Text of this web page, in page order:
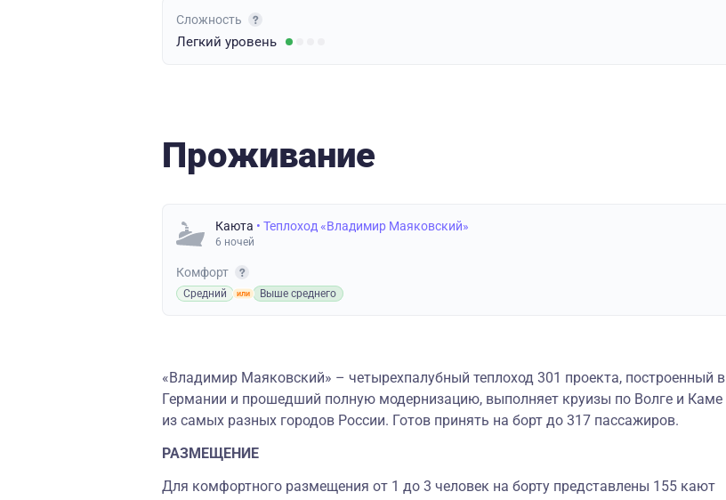
Сложность
Легкий уровень
Проживание
Каюта • Теплоход «Владимир Маяковский»
6 ночей
Комфорт
Средний Выше среднего
«Владимир Маяковский» – четырехпалубный теплоход 301 проекта, построенный в
Германии и прошедший полную модернизацию, выполняет круизы по Волге и Каме
из самых разных городов России. Готов принять на борт до 317 пассажиров.
РАЗМЕЩЕНИЕ
Для комфортного размещения от 1 до 3 человек на борту представлены 155 кают